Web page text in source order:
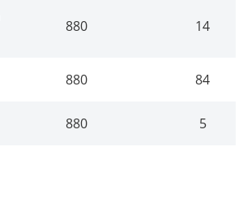
880 14
880 84
880 5